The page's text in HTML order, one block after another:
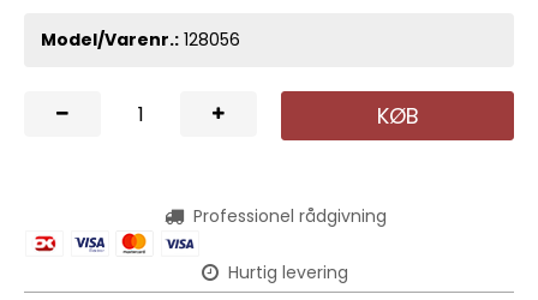
Model/Varenr.: 128056
KØB
Professionel rådgivning
Hurtig levering